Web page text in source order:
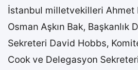
İstanbul milletvekilleri Ahmet
Osman Aşkın Bak, Başkanlık
Sekreteri David Hobbs,
Cook ve Delegasyon